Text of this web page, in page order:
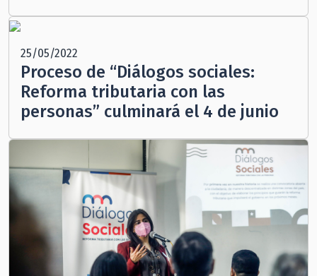
25/05/2022
Proceso de “Diálogos sociales:
Reforma tributaria con las
personas” culminará el 4 de junio